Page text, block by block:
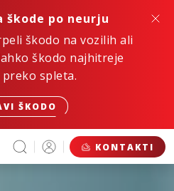
po neurju
škodo na vozilih ali
škodo najhitreje
spleta.
ŠKODO
KONTAKTI